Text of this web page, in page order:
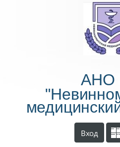
Перейти к основному
АНО
Вход